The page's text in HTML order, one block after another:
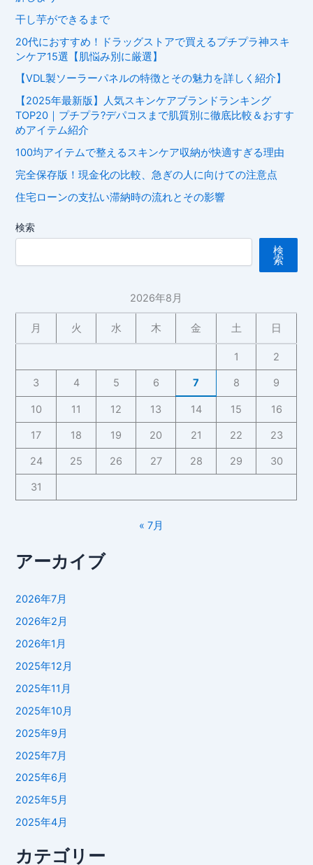
干し芋ができるまで
20代におすすめ！ドラッグストアで買えるプチプラ神スキ
ンケア15選【肌悩み別に厳選】
【VDL製ソーラーパネルの特徴とその魅力を詳しく紹介】
【2025年最新版】人気スキンケアブランドランキング
TOP20｜プチプラ?デパコスまで肌質別に徹底比較＆おすす
めアイテム紹介
100均アイテムで整えるスキンケア収納が快適すぎる理由
完全保存版！現金化の比較、急ぎの人に向けての注意点
住宅ローンの支払い滞納時の流れとその影響
検索
検
索
2026年8月
月 火 水 木 金 土 日
1 2
3 4 5 6 7 8 9
10 11 12 13 14 15 16
17 18 19 20 21 22 23
24 25 26 27 28 29 30
31
« 7月
アーカイブ
2026年7月
2026年2月
2026年1月
2025年12月
2025年11月
2025年10月
2025年9月
2025年7月
2025年6月
2025年5月
2025年4月
カテゴリー